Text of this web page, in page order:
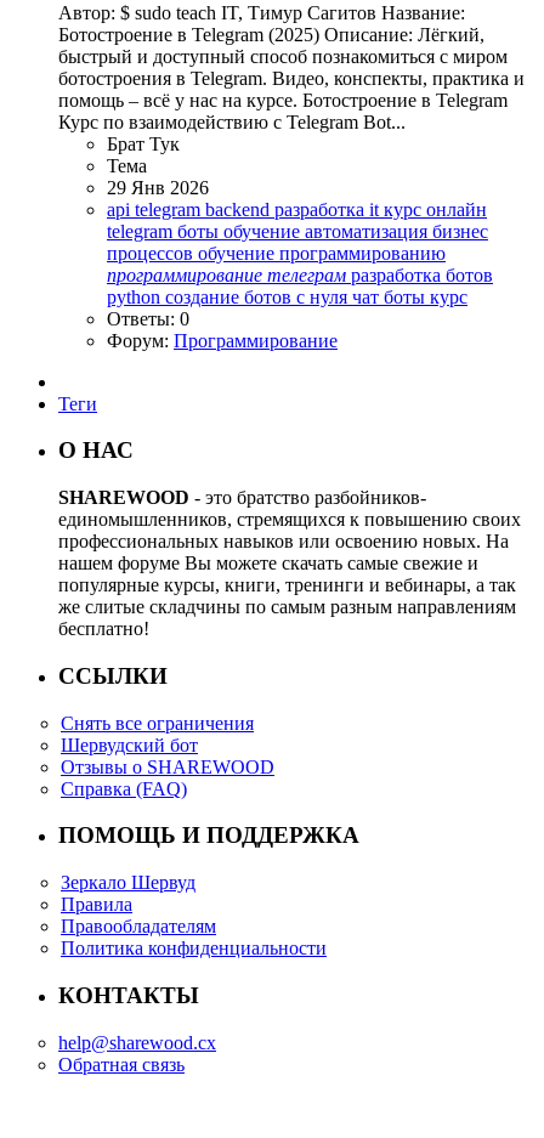
Автор: $ sudo teach IT, Тимур Сагитов Название:
Ботостроение в Telegram (2025) Описание: Лёгкий,
быстрый и доступный способ познакомиться с миром
ботостроения в Telegram. Видео, конспекты, практика и
помощь – всё у нас на курсе. Ботостроение в Telegram
Курс по взаимодействию с Telegram Bot...
Брат Тук
Тема
29 Янв 2026
api telegram backend разработка it курс онлайн
telegram боты обучение автоматизация бизнес
процессов обучение программированию
программирование телеграм разработка ботов
python создание ботов с нуля чат боты курс
Ответы: 0
Форум: Программирование
Теги
О НАС
SHAREWOOD - это братство разбойников-
единомышленников, стремящихся к повышению своих
профессиональных навыков или освоению новых. На
нашем форуме Вы можете скачать самые свежие и
популярные курсы, книги, тренинги и вебинары, а так
же слитые складчины по самым разным направлениям
бесплатно!
ССЫЛКИ
Снять все ограничения
Шервудский бот
Отзывы о SHAREWOOD
Справка (FAQ)
ПОМОЩЬ И ПОДДЕРЖКА
Зеркало Шервуд
Правила
Правообладателям
Политика конфиденциальности
КОНТАКТЫ
help@sharewood.cx
Обратная связь